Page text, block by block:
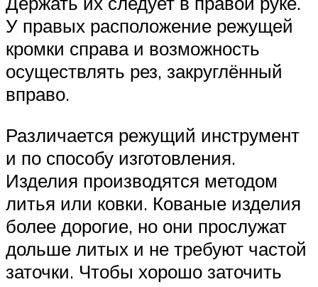
У правых расположение режущей
кромки справа и возможность
осуществлять рез, закруглённый
вправо.
Различается режущий инструмент
и по способу изготовления.
Изделия производятся методом
литья или ковки. Кованые изделия
более дорогие, но они прослужат
дольше литых и не требуют частой
заточки. Чтобы хорошо заточить